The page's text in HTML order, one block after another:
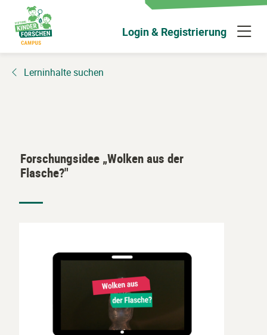
Hauptinhalt
wechseln
Login & Registrierung
Lerninhalte suchen
Forschungsidee „Wolken aus der
Flasche?"